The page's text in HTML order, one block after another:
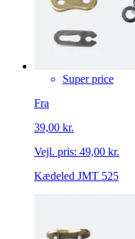
Super price
Fra
39,00 kr.
Vejl. pris: 49,00 kr.
Kædeled JMT 525